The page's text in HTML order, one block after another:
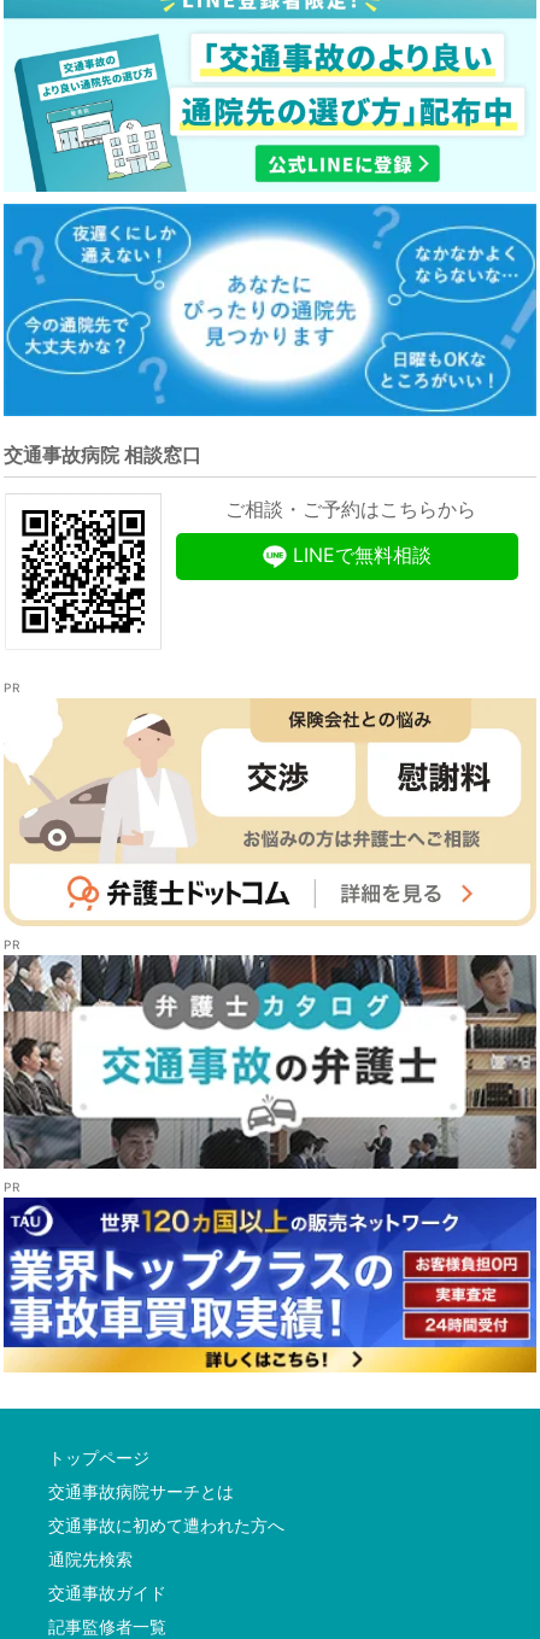
交通事故病院 相談窓口
ご相談・ご予約はこちらから
LINEで無料相談
トップページ
交通事故病院サーチとは
交通事故に初めて遭われた方へ
通院先検索
交通事故ガイド
記事監修者一覧